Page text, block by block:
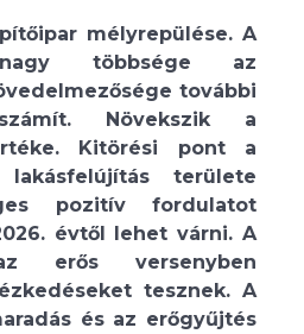
mélyrepülése. A
nagy többsége az
további
Növekszik a
Kitörési pont a
területe
pozitív fordulatot
évtől lehet várni. A
erős versenyben
tesznek. A
és az erőgyűjtés